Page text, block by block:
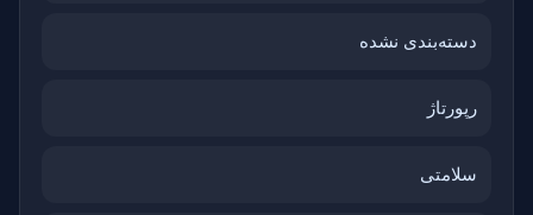
دسته‌بندی نشده
رپورتاژ
سلامتی